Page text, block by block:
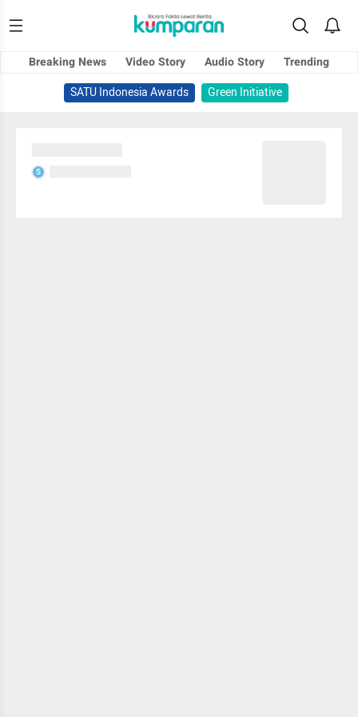
Breaking News Video Story Audio Story
Trending
SATU Indonesia Awards
Green Initiative
S